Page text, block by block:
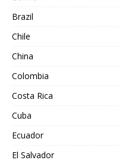
Brazil
Chile
China
Colombia
Costa Rica
Cuba
Ecuador
El Salvador